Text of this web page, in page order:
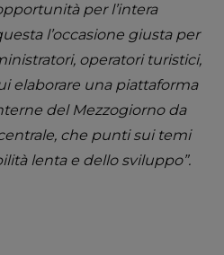
per l’intera
l’occasione giusta per
operatori turistici,
elaborare una piattaforma
del Mezzogiorno da
che punti sui temi
lenta e dello sviluppo”.